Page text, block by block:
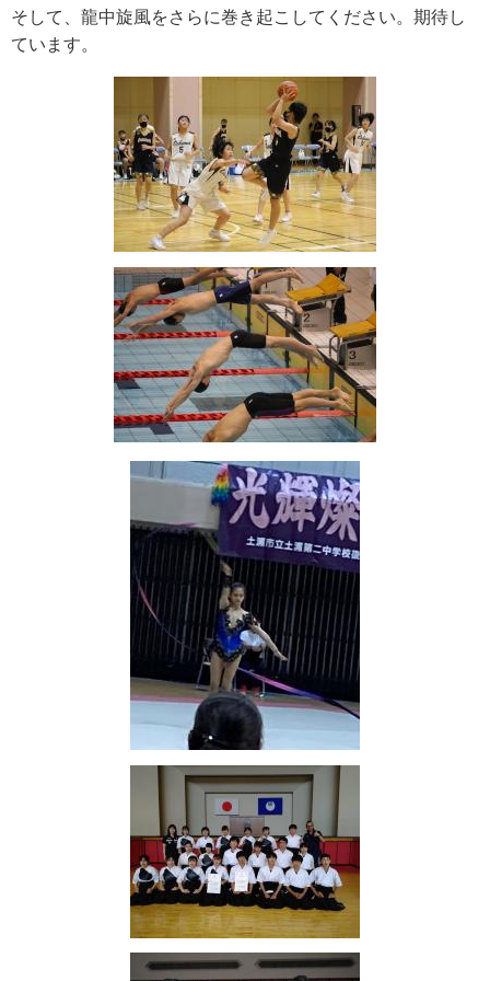
そして、龍中旋風をさらに巻き起こしてください。期待し
ています。